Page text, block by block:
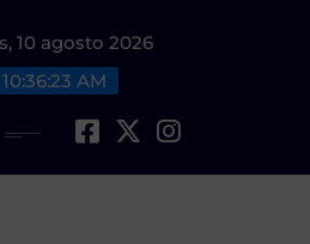
10 agosto 2026
10:36:24 AM